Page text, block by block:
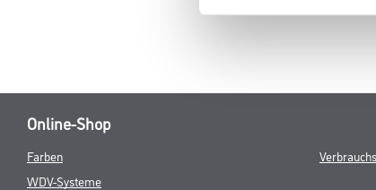
Online-Shop
Farben
WDV-Systeme